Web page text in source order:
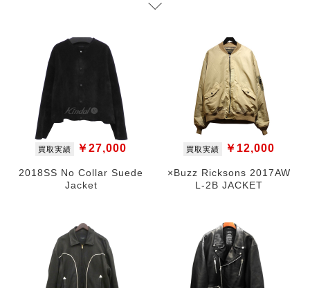
買取実績 ￥27,000
2018SS No Collar Suede
Jacket
買取実績 ￥12,000
×Buzz Ricksons 2017AW
L-2B JACKET